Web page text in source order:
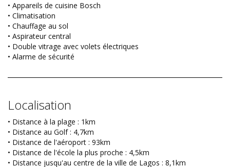
• Appareils de cuisine Bosch
• Climatisation
• Chauffage au sol
• Aspirateur central
• Double vitrage avec volets électriques
• Alarme de sécurité
Localisation
• Distance à la plage : 1km
• Distance au Golf : 4,7km
• Distance de l'aéroport : 93km
• Distance de l'école la plus proche : 4,5km
• Distance jusqu'au centre de la ville de Lagos : 8,1km